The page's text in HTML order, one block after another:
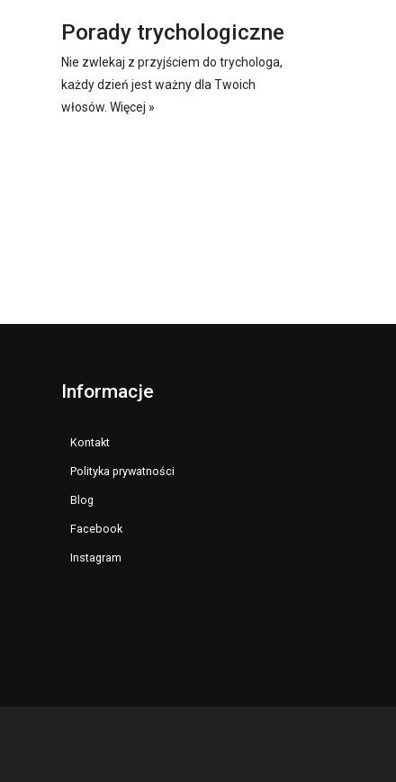
Porady trychologiczne
Nie zwlekaj z przyjściem do trychologa,
każdy dzień jest ważny dla Twoich
włosów. Więcej »
Informacje
Kontakt
Polityka prywatności
Blog
Facebook
Instagram